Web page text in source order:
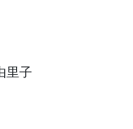
里子